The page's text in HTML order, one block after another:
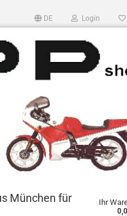
DE Login
München für
Ihr